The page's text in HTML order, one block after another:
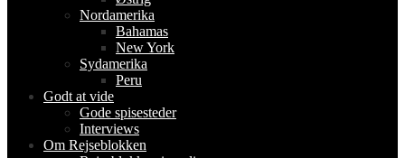
Nordamerika
Bahamas
New York
Sydamerika
Peru
Godt at vide
Gode spisesteder
Interviews
Om Rejseblokken